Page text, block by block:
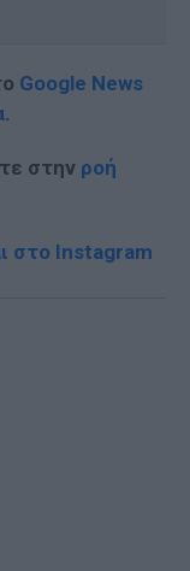
Google News
.
στην ροή
στο Instagram